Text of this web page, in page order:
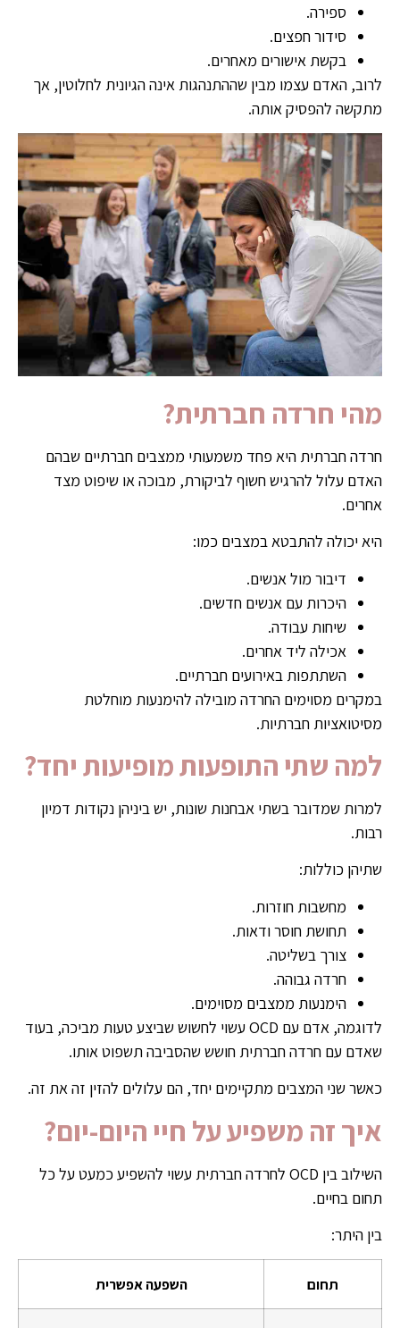
ספירה.
סידור חפצים.
בקשת אישורים מאחרים.
לרוב, האדם עצמו מבין שההתנהגות אינה הגיונית לחלוטין, אך
מתקשה להפסיק אותה.
מהי חרדה חברתית?
חרדה חברתית היא פחד משמעותי ממצבים חברתיים שבהם
האדם עלול להרגיש חשוף לביקורת, מבוכה או שיפוט מצד
אחרים.
היא יכולה להתבטא במצבים כמו:
דיבור מול אנשים.
היכרות עם אנשים חדשים.
שיחות עבודה.
אכילה ליד אחרים.
השתתפות באירועים חברתיים.
במקרים מסוימים החרדה מובילה להימנעות מוחלטת
מסיטואציות חברתיות.
למה שתי התופעות מופיעות יחד?
למרות שמדובר בשתי אבחנות שונות, יש ביניהן נקודות דמיון
רבות.
שתיהן כוללות:
מחשבות חוזרות.
תחושת חוסר ודאות.
צורך בשליטה.
חרדה גבוהה.
הימנעות ממצבים מסוימים.
לדוגמה, אדם עם OCD עשוי לחשוש שביצע טעות מביכה, בעוד
שאדם עם חרדה חברתית חושש שהסביבה תשפוט אותו.
כאשר שני המצבים מתקיימים יחד, הם עלולים להזין זה את זה.
איך זה משפיע על חיי היום-יום?
השילוב בין OCD לחרדה חברתית עשוי להשפיע כמעט על כל
תחום בחיים.
בין היתר:
תחום השפעה אפשרית